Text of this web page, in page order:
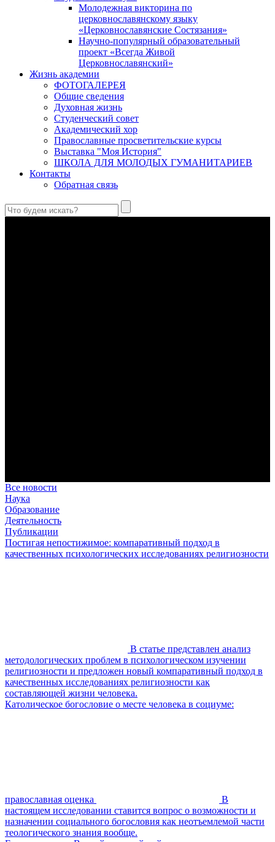
Молодежная викторина по
церковнославянскому языку
«Церковнославянские Состязания»
Научно-популярный образовательный
проект «Всегда Живой
Церковнославянский»
Жизнь академии
ФОТОГАЛЕРЕЯ
Общие сведения
Духовная жизнь
Студенческий совет
Академический хор
Православные просветительские курсы
Выставка "Моя История"
ШКОЛА ДЛЯ МОЛОДЫХ ГУМАНИТАРИЕВ
Контакты
Обратная связь
Все новости
Наука
Образование
Деятельность
Публикации
Постигая непостижимое: компаративный подход в
качественных психологических исследованиях религиозности
В статье представлен анализ
методологических проблем в психологическом изучении
религиозности и предложен новый компаративный подход в
качественных исследованиях религиозности как
составляющей жизни человека.
Католическое богословие о месте человека в социуме:
православная оценка
В
настоящем исследовании ставится вопрос о возможности и
назначении социального богословия как неотъемлемой части
теологического знания вообще.